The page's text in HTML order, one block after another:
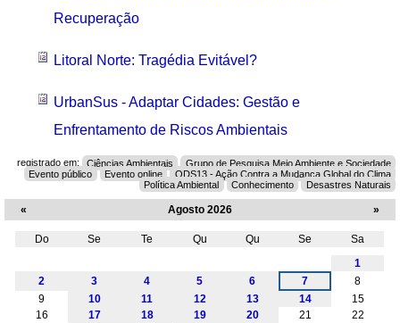
Recuperação
Litoral Norte: Tragédia Evitável?
UrbanSus - Adaptar Cidades: Gestão e
Enfrentamento de Riscos Ambientais
registrado em: Ciências Ambientais
Grupo de Pesquisa Meio Ambiente e Sociedade
Evento público
Evento online
ODS13 - Ação Contra a Mudança Global do Clima
Política Ambiental
Conhecimento Desastres Naturais
« Agosto 2026 »
Do Se Te Qu Qu Se
Sa
1
2
3 4 5 6 7
8
9
10 11 12 13 14
15
16
17 18 19 20 21
22